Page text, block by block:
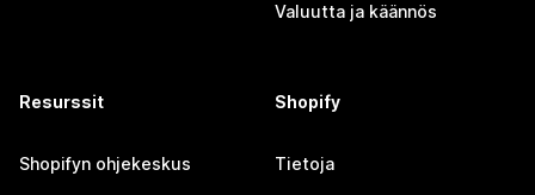
Valuutta ja käännös
Resurssit
Shopifyn ohjekeskus
Shopify
Tietoja